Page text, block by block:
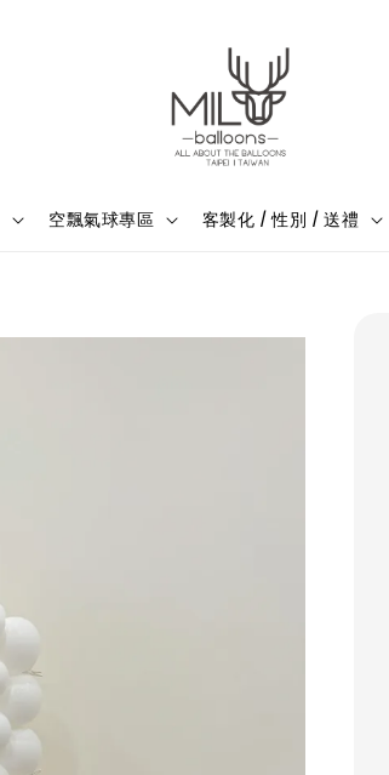
空飄氣球專區 客製化 / 性別 / 送禮